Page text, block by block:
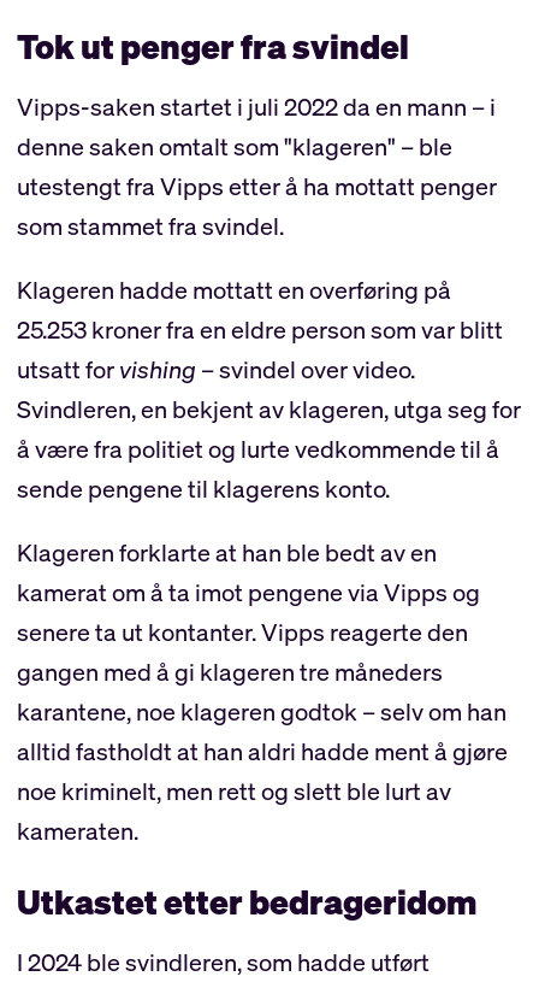
Tok ut penger fra svindel
Vipps-saken startet i juli 2022 da en mann – i
denne saken omtalt som "klageren" – ble
utestengt fra Vipps etter å ha mottatt penger
som stammet fra svindel.
Klageren hadde mottatt en overføring på
25.253 kroner fra en eldre person som var blitt
utsatt forvishing – svindel over video.
Svindleren, en bekjent av klageren, utga seg for
å være fra politiet og lurte vedkommende til å
sende pengene til klagerens konto.
Klageren forklarte at han ble bedt av en
kamerat om å ta imot pengene via Vipps og
senere ta ut kontanter. Vipps reagerte den
gangen med å gi klageren tre måneders
karantene, noe klageren godtok – selv om han
alltid fastholdt at han aldri hadde ment å gjøre
noe kriminelt, men rett og slett ble lurt av
kameraten.
Utkastet etter bedrageridom
I 2024 ble svindleren, som hadde utført